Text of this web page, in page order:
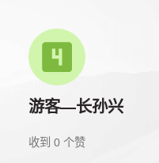
游客—长孙兴
收到 0个赞